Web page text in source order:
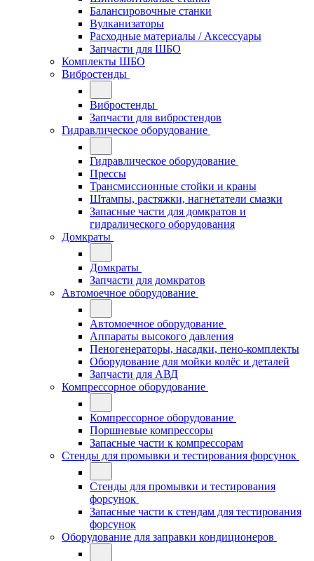
Балансировочные станки
Вулканизаторы
Расходные материалы / Аксессуары
Запчасти для ШБО
Комплекты ШБО
Вибростенды
Вибростенды
Запчасти для вибростендов
Гидравлическое оборудование
Гидравлическое оборудование
Прессы
Трансмиссионные стойки и краны
Штампы, растяжки, нагнетатели смазки
Запасные части для домкратов и
гидралического оборудования
Домкраты
Домкраты
Запчасти для домкратов
Автомоечное оборудование
Автомоечное оборудование
Аппараты высокого давления
Пеногенераторы, насадки, пено-комплекты
Оборудование для мойки колёс и деталей
Запчасти для АВД
Компрессорное оборудование
Компрессорное оборудование
Поршневые компрессоры
Запасные части к компрессорам
Стенды для промывки и тестирования форсунок
Стенды для промывки и тестирования
форсунок
Запасные части к стендам для тестирования
форсунок
Оборудование для заправки кондиционеров